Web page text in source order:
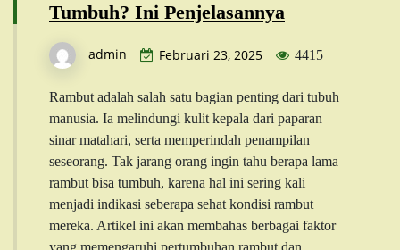
Tumbuh? Ini Penjelasannya
admin Februari 23, 2025 4415
Rambut adalah salah satu bagian penting dari tubuh
manusia. Ia melindungi kulit kepala dari paparan
sinar matahari, serta memperindah penampilan
seseorang. Tak jarang orang ingin tahu berapa lama
rambut bisa tumbuh, karena hal ini sering kali
menjadi indikasi seberapa sehat kondisi rambut
mereka. Artikel ini akan membahas berbagai faktor
yang memengaruhi pertumbuhan rambut dan